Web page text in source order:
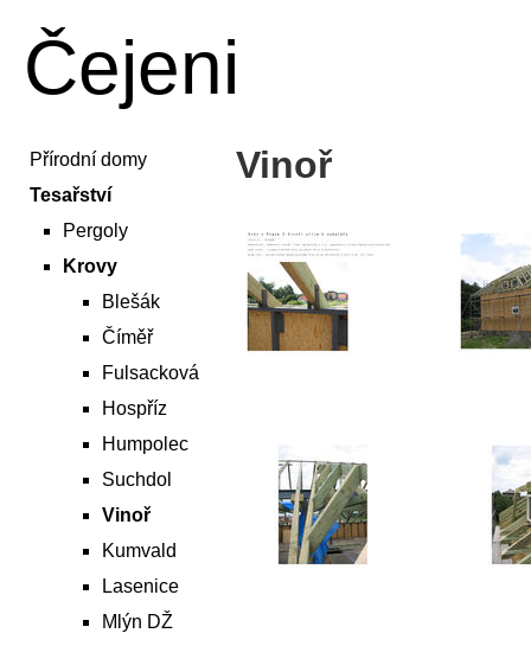
Čejeni
Přírodní domy
Tesařství
Pergoly
Krovy
Blešák
Číměř
Fulsacková
Hospříz
Humpolec
Suchdol
Vinoř
Kumvald
Lasenice
Mlýn DŽ
Vinoř